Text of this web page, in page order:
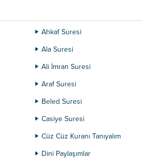
Ahkaf Suresi
Ala Suresi
Ali İmran Suresi
Araf Suresi
Beled Suresi
Casiye Suresi
Cüz Cüz Kuranı Tanıyalım
Dini Paylaşımlar